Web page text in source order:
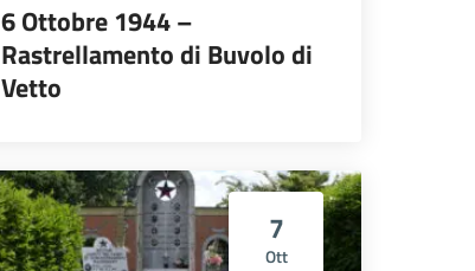
6 Ottobre 1944 –
Rastrellamento di Buvolo di
Vetto
7
Ott